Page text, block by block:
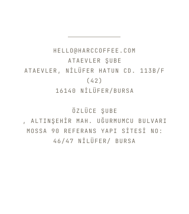
HELLO@HARCCOFFEE.COM
ATAEVLER ŞUBE
ATAEVLER, NİLÜFER HATUN CD. 113B/F
(42)
16140 NİLÜFER/BURSA
ÖZLÜCE ŞUBE
, ALTINŞEHİR MAH. UĞURMUMCU BULVARI
MOSSA 90 REFERANS YAPI SİTESİ NO:
46/47 NİLÜFER/ BURSA